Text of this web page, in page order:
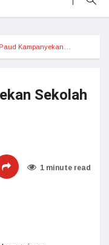
Kampanyekan…
Sekolah
1 minute read